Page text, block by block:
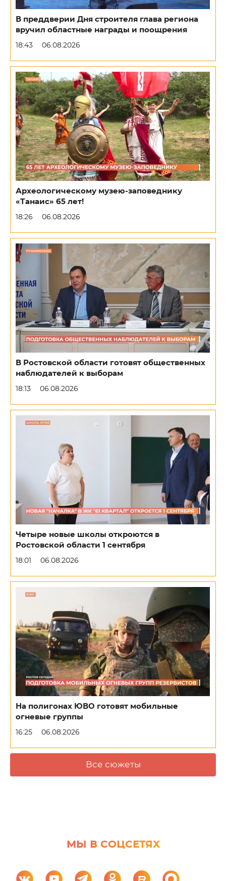
В преддверии Дня строителя глава региона
вручил областные награды и поощрения
18:43 06.08.2026
Археологическому музею-заповеднику
«Танаис» 65 лет!
18:26 06.08.2026
В Ростовской области готовят общественных
наблюдателей к выборам
18:13 06.08.2026
Четыре новые школы откроются в
Ростовской области 1 сентября
18:01 06.08.2026
На полигонах ЮВО готовят мобильные
огневые группы
16:25 06.08.2026
Все сюжеты
МЫ В СОЦСЕТЯХ